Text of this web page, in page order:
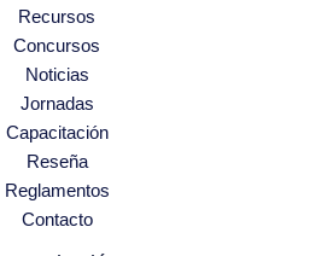
Recursos
Concursos
Noticias
Jornadas
Capacitación
Reseña
Reglamentos
Contacto